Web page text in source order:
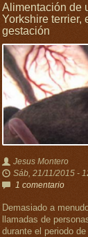
Alimentación de
Yorkshire terrier,
gestación
Jesus Montero
Sáb, 21/11/2015 -
1 comentario
Demasiado a
llamadas de
durante el periodo